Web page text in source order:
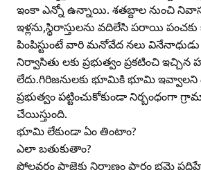
ఇంకా ఎన్నో ఉన్నాయి. శతబ్దాల నుంచి నివాస
ఇళ్లను,స్థిరాస్తులను వదిలేసి పరాయి
పింపిస్టుంటే వారి మనోవేద నలు
నిర్వాసితు లకు ప్రభుత్వం ప్రకటించి
లేదు.గిరిజనులకు భూమికి భూమి ఇవ్వాలని
ప్రభుత్వం పట్టించుకోకుండా నిర్బంధంగా
చేయిస్తుంది.
భూమి లేకుండా ఏం తింటాం?
ఎలా బతుకుతాం?
పోలవరం ప్రాజెక్టు నిర్మాణం ప్రారం భమై